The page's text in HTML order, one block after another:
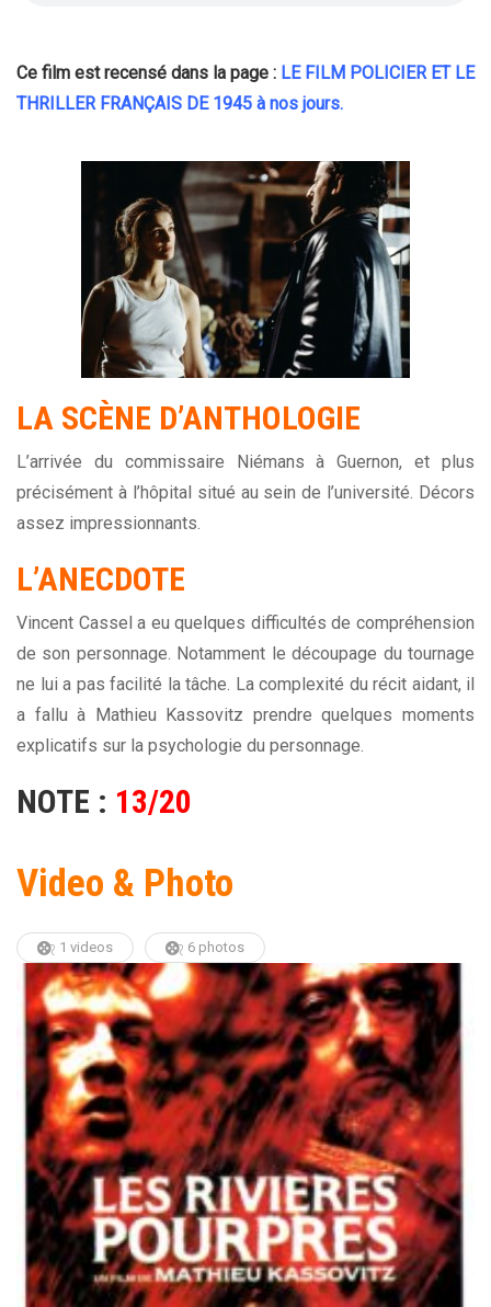
Ce film est recensé dans la page : LE FILM POLICIER ET LE
THRILLER FRANÇAIS DE 1945 à nos jours.
LA SCÈNE D’ANTHOLOGIE
L’arrivée du commissaire Niémans à Guernon, et plus
précisément à l’hôpital situé au sein de l’université. Décors
assez impressionnants.
L’ANECDOTE
Vincent Cassel a eu quelques difficultés de compréhension
de son personnage. Notamment le découpage du tournage
ne lui a pas facilité la tâche. La complexité du récit aidant, il
a fallu à Mathieu Kassovitz prendre quelques moments
explicatifs sur la psychologie du personnage.
NOTE : 13/20
Video & Photo
1 videos 6 photos